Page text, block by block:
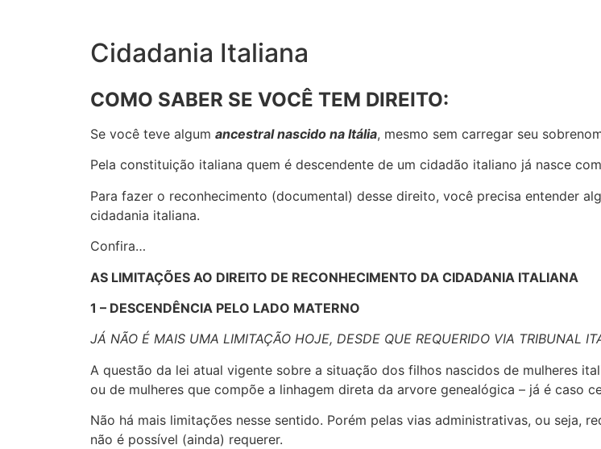
Cidadania Italiana
COMO SABER SE VOCÊ TEM DIREITO:
Se você teve algum ancestral nascido na Itália, mesmo sem carregar seu
Pela constituição italiana quem é descendente de um cidadão italiano já nasce
Para fazer o reconhecimento (documental) desse direito, você precisa entender
cidadania italiana.
Confira…
AS LIMITAÇÕES AO DIREITO DE RECONHECIMENTO DA CIDADANIA ITALIANA
1 – DESCENDÊNCIA PELO LADO MATERNO
JÁ NÃO É MAIS UMA LIMITAÇÃO HOJE, DESDE QUE REQUERIDO VIA TRIBUNAL
A questão da lei atual vigente sobre a situação dos filhos nascidos de mulheres
ou de mulheres que compõe a linhagem direta da arvore genealógica – já é caso
Não há mais limitações nesse sentido. Porém pelas vias administrativas, ou seja,
não é possível (ainda) requerer.